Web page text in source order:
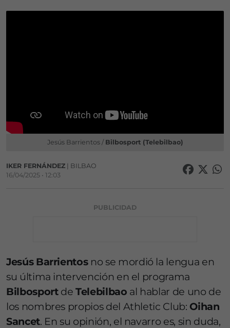
Jesús Barrientos / Bilbosport (Telebilbao)
IKER FERNÁNDEZ | BILBAO
16/04/2025 • 12:03
PUBLICIDAD
Jesús Barrientosno se mordió la lengua en
su última intervención en el programa
BilbosportdeTelebilbao al hablar de uno de
los nombres propios del Athletic Club: Oihan
Sancet. En su opinión, el navarro es, sin duda,